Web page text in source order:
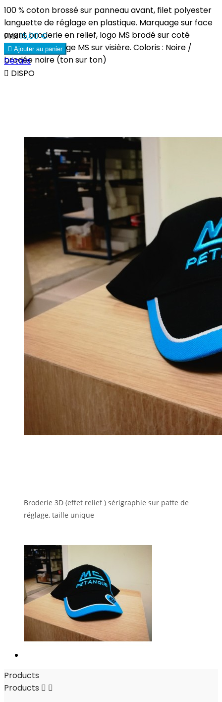
100 % coton brossé sur panneau avant, filet polyester
languette de réglage en plastique. Marquage sur face
avant broderie en relief, logo MS brodé sur coté
gauche marquage MS sur visière. Coloris : Noire /
brodée noire (ton sur ton)
Prix15,00 €
 Ajouter au panier
Détails
 DISPO
Broderie 3D (effet relief ) sérigraphie sur patte de
réglage, taille unique
Products
Products  